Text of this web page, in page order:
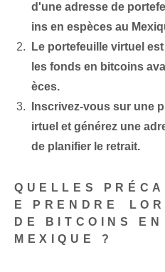
d'une adresse de
ins en espèces au
Le portefeuille virtuel
les fonds en bitcoins
èces.
Inscrivez-vous sur une
irtuel et générez une
de ⁣planifier le retrait.
QUELLES
E PRENDRE⁢
DE BITCOINS
MEXIQUE ?